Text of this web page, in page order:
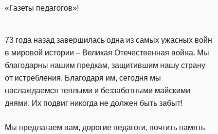
«Газеты педагогов»!
73 года назад завершилась одна из самых ужасных войн
в мировой истории – Великая Отечественная война. Мы
благодарны нашим предкам, защитившим нашу страну
от истребления. Благодаря им, сегодня мы
наслаждаемся теплыми и беззаботными майскими
днями. Их подвиг никогда не должен быть забыт!
Мы предлагаем вам, дорогие педагоги, почтить память